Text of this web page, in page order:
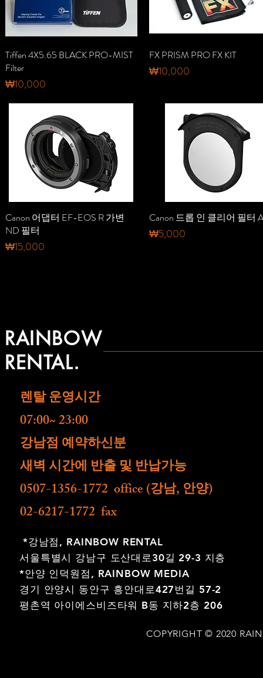
제품보기
Tiffen 4X5.65 BLACK PRO-MIST
Filter
가격
₩10,000
제품보기
FX PRISM PRO FX KIT
가격
₩10,000
제품보기
Canon 어댑터 EF-EOS R 가변
ND 필터
가격
₩15,000
제품보기
Canon 드롭 인 클리어 필터 A
가격
₩5,000
RAINBOW
RENTAL.
렌탈 운영시간
07:00~ 23:00
​강남점 예약하신분
새벽 시간에 반출 및 반납가능
0507-1356-1772 office (강남, 안양)
02-6217-1772 fax
*강남점, RAINBOW RENTAL
서울특별시 강남구 도산대로30길 29-3 지층
*안양 인덕원점, RAINBOW MEDIA
경기 안양시 동안구 흥안대로427번길 57-2
평촌역 아이에스비즈타워 B동 지하2층 206
COPYRIGHT © 2020